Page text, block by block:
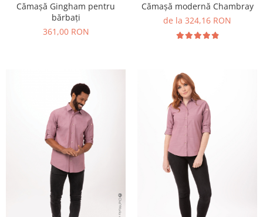
Cămașă Gingham pentru
bărbați
361,00 RON
Cămașă modernă Chambray
de la 324,16 RON